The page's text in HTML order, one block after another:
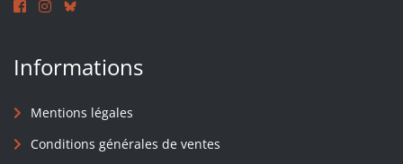
Informations
Mentions légales
Conditions générales de ventes